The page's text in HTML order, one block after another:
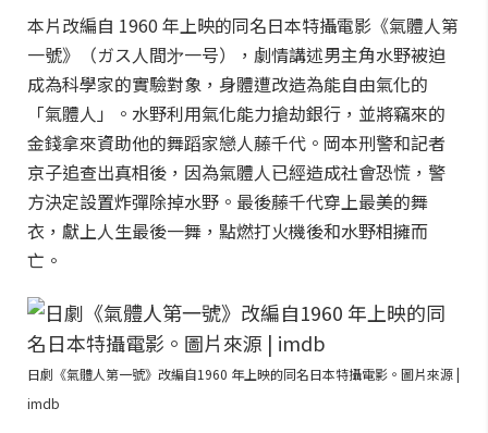
本片改編自 1960 年上映的同名日本特攝電影《氣體人第
一號》（ガス人間㐧一号），劇情講述男主角水野被迫
成為科學家的實驗對象，身體遭改造為能自由氣化的
「氣體人」。水野利用氣化能力搶劫銀行，並將竊來的
金錢拿來資助他的舞蹈家戀人藤千代。岡本刑警和記者
京子追查出真相後，因為氣體人已經造成社會恐慌，警
方決定設置炸彈除掉水野。最後藤千代穿上最美的舞
衣，獻上人生最後一舞，點燃打火機後和水野相擁而
亡。
日劇《氣體人第一號》改編自1960 年上映的同名日本特攝電影。圖片來源 |
imdb